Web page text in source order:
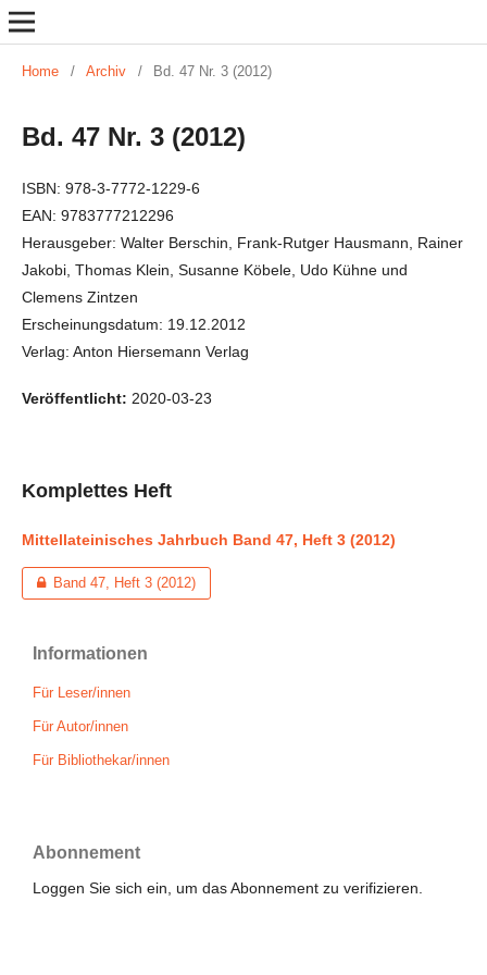
Home / Archiv / Bd. 47 Nr. 3 (2012)
Bd. 47 Nr. 3 (2012)
ISBN: 978-3-7772-1229-6
EAN: 9783777212296
Herausgeber: Walter Berschin, Frank-Rutger Hausmann, Rainer
Jakobi, Thomas Klein, Susanne Köbele, Udo Kühne und
Clemens Zintzen
Erscheinungsdatum: 19.12.2012
Verlag: Anton Hiersemann Verlag
Veröffentlicht: 2020-03-23
Komplettes Heft
Mittellateinisches Jahrbuch Band 47, Heft 3 (2012)
Band 47, Heft 3 (2012)
Informationen
Für Leser/innen
Für Autor/innen
Für Bibliothekar/innen
Abonnement
Loggen Sie sich ein, um das Abonnement zu verifizieren.